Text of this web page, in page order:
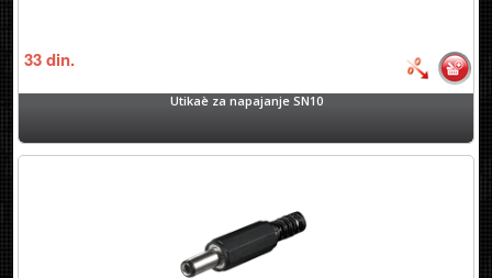
33din.
Utikaè za napajanje SN10